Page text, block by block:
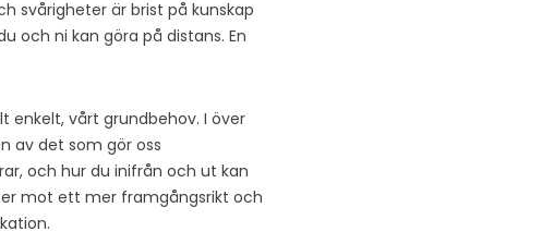
svårigheter är brist på kunskap
och ni kan göra på distans. En
enkelt, vårt grundbehov. I över
av det som gör oss
och hur du inifrån och ut kan
mot ett mer framgångsrikt och